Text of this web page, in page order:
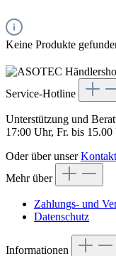
Keine Produkte
Service-Hotline
Unterstützung und
17:00 Uhr, Fr. bis 15.00
Oder über unser
Mehr über
Zahlungs- und
Datenschutz
Informationen